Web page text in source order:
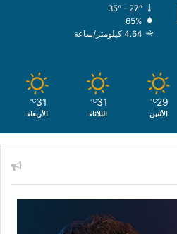
35º - 27º
65%
4.64 كيلومتر/ساعة
29
℃
الأثنين
31
℃
الثلاثاء
31
℃
الأربعاء